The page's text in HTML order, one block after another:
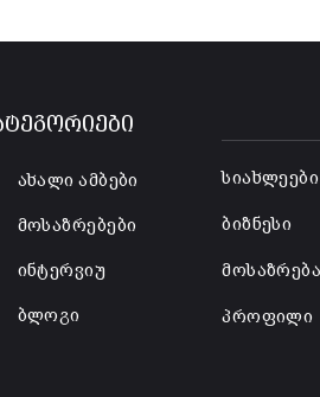
ახალი ამბები
მოსაზრებები
ინტერვიუ
ბლოგი
სიახლეები
ბიზნესი
მოსაზრება
პროფილი